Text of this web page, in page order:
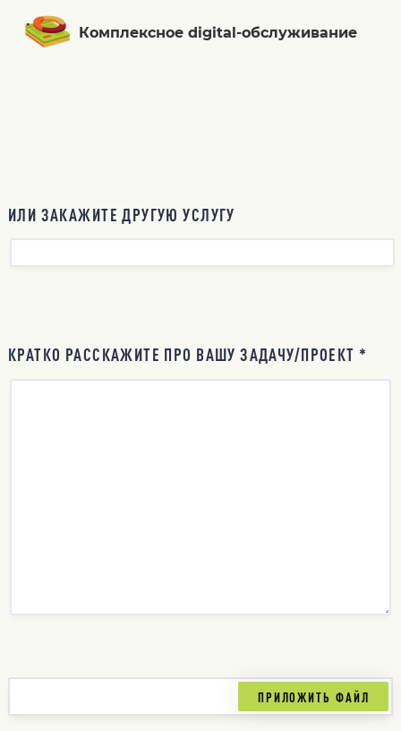
Комплексное digital-обслуживание
ИЛИ ЗАКАЖИТЕ ДРУГУЮ УСЛУГУ
КРАТКО РАССКАЖИТЕ ПРО ВАШУ ЗАДАЧУ/ПРОЕКТ *